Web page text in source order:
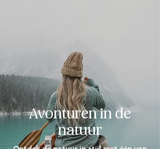
Avonturen in de
natuur